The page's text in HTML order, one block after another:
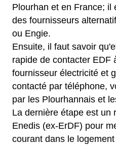
Plourhan et en France; il
des fournisseurs
ou Engie.
Ensuite, il faut savoir
rapide de contacter EDF
fournisseur électricité et
contacté par téléphone,
par les Plourhannais et
La dernière étape est un
Enedis (ex-ErDF) pour
courant dans le